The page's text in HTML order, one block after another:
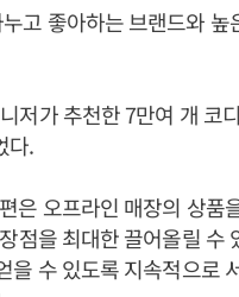
고 좋아하는 브랜드와
저가 추천한 7만여 개 코
다.
은 오프라인 매장의 상품
점을 최대한 끌어올릴 수
수 있도록 지속적으로